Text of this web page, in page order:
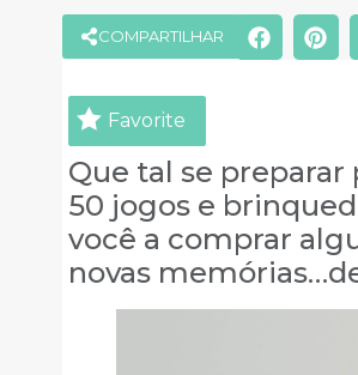
COMPARTILHAR
Favorite
Que tal se preparar
50 jogos e
você a comprar
novas